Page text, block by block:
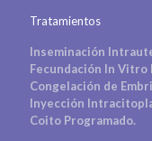
Tratamientos
Inseminación
Fecundación In Vitro
Congelación de
Inyección
Coito Programado.